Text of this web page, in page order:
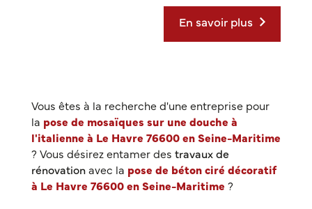
En savoir plus
Vous êtes à la recherche d'une entreprise pour
la pose de mosaïques sur une douche à
l'italienne à Le Havre 76600 en Seine-Maritime
? Vous désirez entamer des travaux de
rénovationavec la pose de béton ciré décoratif
à Le Havre 76600 en Seine-Maritime ?